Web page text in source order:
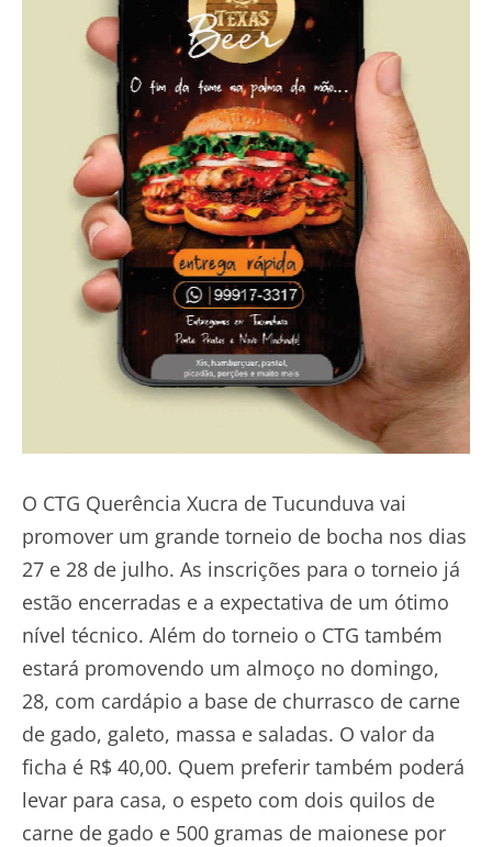
O CTG Querência Xucra de Tucunduva vai
promover um grande torneio de bocha nos dias
27 e 28 de julho. As inscrições para o torneio já
estão encerradas e a expectativa de um ótimo
nível técnico. Além do torneio o CTG também
estará promovendo um almoço no domingo,
28, com cardápio a base de churrasco de carne
de gado, galeto, massa e saladas. O valor da
ficha é R$ 40,00. Quem preferir também poderá
levar para casa, o espeto com dois quilos de
carne de gado e 500 gramas de maionese por